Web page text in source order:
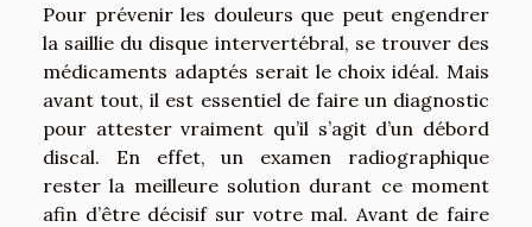
Pour prévenir les douleurs que peut engendrer
la saillie du disque intervertébral, se trouver des
médicaments adaptés serait le choix idéal. Mais
avant tout, il est essentiel de faire un diagnostic
pour attester vraiment qu’il s’agit d’un débord
discal. En effet, un examen radiographique
rester la meilleure solution durant ce moment
afin d’être décisif sur votre mal. Avant de faire